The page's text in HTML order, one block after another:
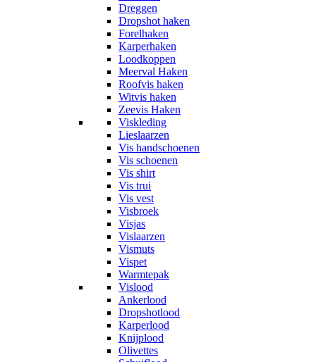
Dreggen
Dropshot haken
Forelhaken
Karperhaken
Loodkoppen
Meerval Haken
Roofvis haken
Witvis haken
Zeevis Haken
Viskleding
Lieslaarzen
Vis handschoenen
Vis schoenen
Vis shirt
Vis trui
Vis vest
Visbroek
Visjas
Vislaarzen
Vismuts
Vispet
Warmtepak
Vislood
Ankerlood
Dropshotlood
Karperlood
Knijplood
Olivettes